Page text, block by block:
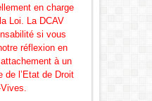
en charge
Loi. La DCAV
si vous
réflexion en
à un
de l’Etat de Droit